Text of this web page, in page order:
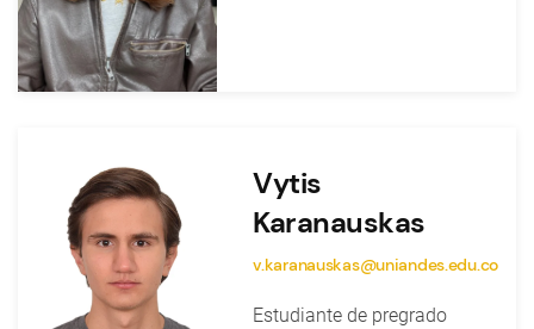
Vytis
Karanauskas
v.karanauskas@uniandes.edu.co
Estudiante de pregrado